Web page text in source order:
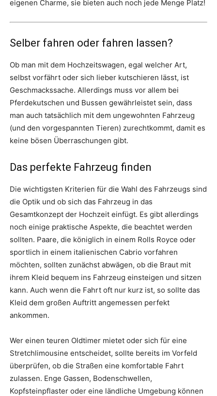
eigenen Charme, sie bieten auch noch jede Menge Platz!
Selber fahren oder fahren lassen?
Ob man mit dem Hochzeitswagen, egal welcher Art,
selbst vorfährt oder sich lieber kutschieren lässt, ist
Geschmackssache. Allerdings muss vor allem bei
Pferdekutschen und Bussen gewährleistet sein, dass
man auch tatsächlich mit dem ungewohnten Fahrzeug
(und den vorgespannten Tieren) zurechtkommt, damit es
keine bösen Überraschungen gibt.
Das perfekte Fahrzeug finden
Die wichtigsten Kriterien für die Wahl des Fahrzeugs sind
die Optik und ob sich das Fahrzeug in das
Gesamtkonzept der Hochzeit einfügt. Es gibt allerdings
noch einige praktische Aspekte, die beachtet werden
sollten. Paare, die königlich in einem Rolls Royce oder
sportlich in einem italienischen Cabrio vorfahren
möchten, sollten zunächst abwägen, ob die Braut mit
ihrem Kleid bequem ins Fahrzeug einsteigen und sitzen
kann. Auch wenn die Fahrt oft nur kurz ist, so sollte das
Kleid dem großen Auftritt angemessen perfekt
ankommen.
Wer einen teuren Oldtimer mietet oder sich für eine
Stretchlimousine entscheidet, sollte bereits im Vorfeld
überprüfen, ob die Straßen eine komfortable Fahrt
zulassen. Enge Gassen, Bodenschwellen,
Kopfsteinpflaster oder eine ländliche Umgebung können